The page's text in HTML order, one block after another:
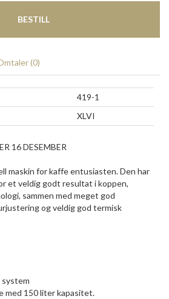
BESTILL
(0)
419-1
XLVI
16 DESEMBER
maskin for kaffe entusiasten. Den har
et veldig godt resultat i koppen,
sammen med meget god
og veldig god termisk
system
med 150 liter kapasitet.